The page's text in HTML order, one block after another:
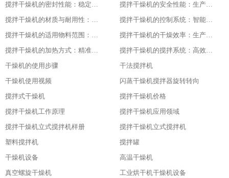
搅拌干燥机的密封性能：稳定干燥的关键
搅拌干燥机的安全性能：生产中的首要保障
搅拌干燥机的材质与耐用性：品质的坚实基础
搅拌干燥机的控制系统：智能化的操作体验
搅拌干燥机的适用物料范围：广泛的适应性
搅拌干燥机的干燥效率：生产效益的保障
搅拌干燥机的加热方式：精准控温的关键
搅拌干燥机的搅拌系统：高效混合的核心
干燥机的使用步骤
干法搅拌机
干燥机使用视频
闪蒸干燥机搅拌器旋转转向
搅拌式干燥机
搅拌干燥机价格
搅拌干燥机工作原理
搅拌干燥机应用领域
搅拌干燥机立式搅拌机样册
搅拌干燥机立式搅拌机
塑料搅拌机
搅拌罐
干燥机设备
高温干燥机
真空螺旋干燥机
工业烘干机干燥机设备